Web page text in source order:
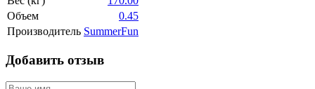
Объем
0.45
Производитель SummerFun
Добавить отзыв